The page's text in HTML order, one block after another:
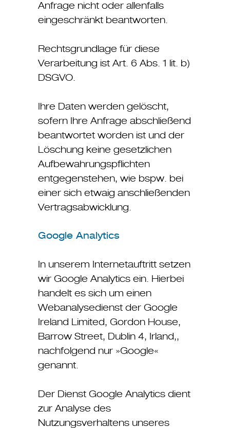
Anfrage nicht oder allenfalls
eingeschränkt beantworten.
Rechtsgrundlage für diese
Verarbeitung ist Art. 6 Abs. 1 lit. b)
DSGVO.
Ihre Daten werden gelöscht,
sofern Ihre Anfrage abschließend
beantwortet worden ist und der
Löschung keine gesetzlichen
Aufbewahrungspflichten
entgegenstehen, wie bspw. bei
einer sich etwaig anschließenden
Vertragsabwicklung.
Google Analytics
In unserem Internetauftritt setzen
wir Google Analytics ein. Hierbei
handelt es sich um einen
Webanalysedienst der Google
Ireland Limited, Gordon House,
Barrow Street, Dublin 4, Irland,,
nachfolgend nur »Google«
genannt.
Der Dienst Google Analytics dient
zur Analyse des
Nutzungsverhaltens unseres